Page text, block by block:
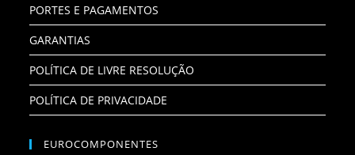
PORTES E PAGAMENTOS
GARANTIAS
POLÍTICA DE LIVRE RESOLUÇÃO
POLÍTICA DE PRIVACIDADE
EUROCOMPONENTES